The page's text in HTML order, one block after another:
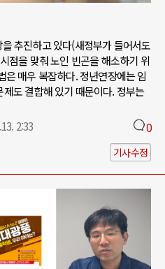
추진하고 있다(새정부가 들어서도
점을 맞춰 노인 빈곤을 해소하기 위
매우 복잡하다. 정년연장에는 임
도 결합해 있기 때문이다. 정부는
2:33 0
기사수정